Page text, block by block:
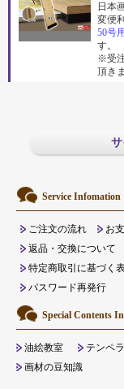
日本
変便
50号用
す。
※受
頂き
Service Infomation
ご注文の流れ お
返品・交換について
特定商取引に基づく
パスワード再発行
Special Contents
油絵教室 テンペ
画材の豆知識